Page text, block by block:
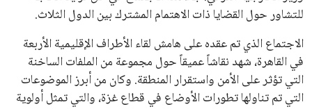
للتشاور حول القضايا ذات الاهتمام المشترك بين الدول الثلاث.
الاجتماع الذي تم عقده على هامش لقاء الأطراف الإقليمية الأربعة
في القاهرة، شهد نقاشاً عميقاً حول مجموعة من الملفات الساخنة
التي تؤثر على الأمن واستقرار المنطقة. وكان من أبرز الموضوعات
التي تم تناولها تطورات الأوضاع في قطاع غزة، والتي تمثل أولوية